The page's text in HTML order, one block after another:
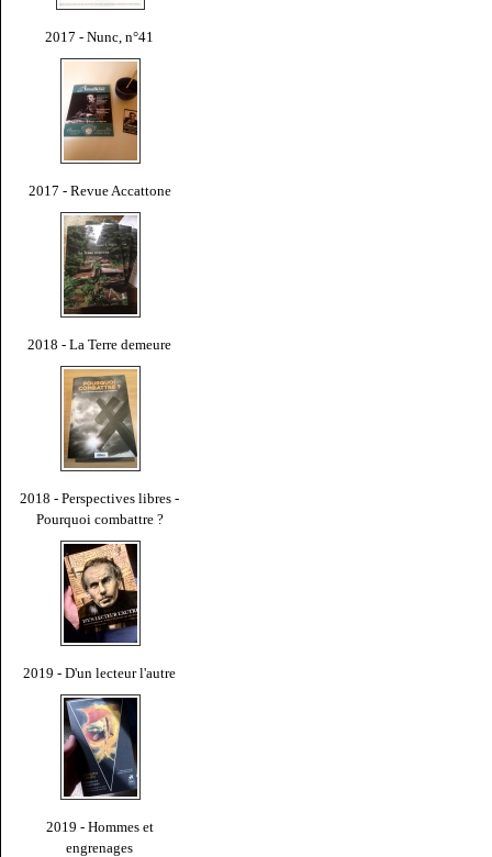
2017 - Nunc, n°41
2017 - Revue Accattone
2018 - La Terre demeure
2018 - Perspectives libres -
Pourquoi combattre ?
2019 - D'un lecteur l'autre
2019 - Hommes et
engrenages